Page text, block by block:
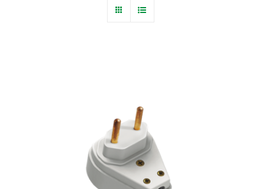
Rastreamento de Pedidos
Área do representante ILUMI